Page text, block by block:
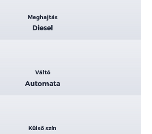
Meghajtás
Diesel
Váltó
Automata
Külső szín